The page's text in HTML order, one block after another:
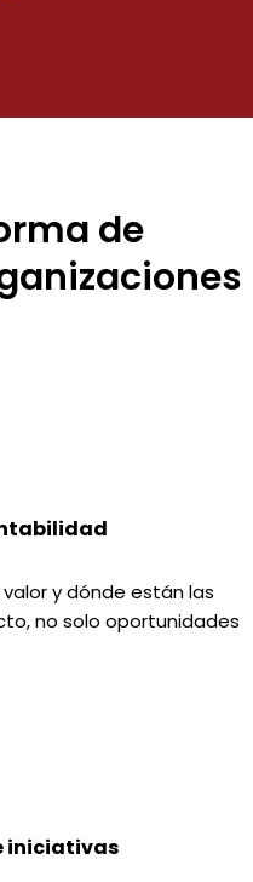
de
y dónde están las
no solo oportunidades
iniciativas